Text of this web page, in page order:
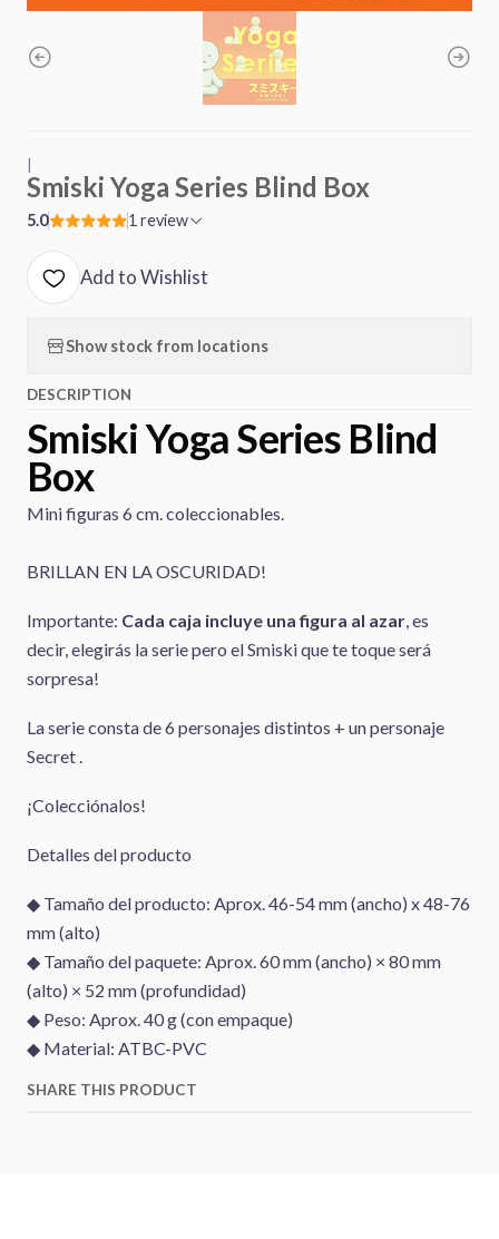
Smiski Yoga Series Blind Box
5.0 1 review
Add to Wishlist
Show stock from locations
DESCRIPTION
Smiski Yoga Series Blind
Box
Mini figuras 6 cm. coleccionables.
BRILLAN EN LA OSCURIDAD!
Importante: Cada caja incluye una figura al azar, es
decir, elegirás la serie pero el Smiski que te toque será
sorpresa!
La serie consta de 6 personajes distintos + un personaje
Secret .
¡Colecciónalos!
Detalles del producto
◆ Tamaño del producto: Aprox. 46-54 mm (ancho) x 48-76
mm (alto)
◆ Tamaño del paquete: Aprox. 60 mm (ancho) × 80 mm
(alto) × 52 mm (profundidad)
◆ Peso: Aprox. 40 g (con empaque)
◆ Material: ATBC-PVC
SHARE THIS PRODUCT